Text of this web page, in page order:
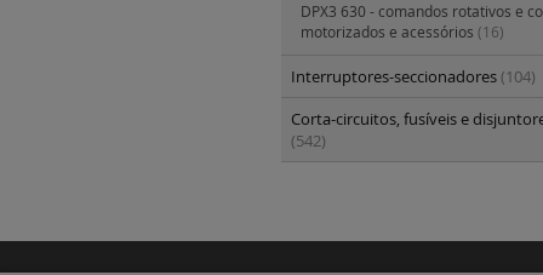
DPX3 630 - comandos rotativos e
motorizados e acessórios (16)
Interruptores-seccionadores(104)
Corta-circuitos, fusíveis e
(542)